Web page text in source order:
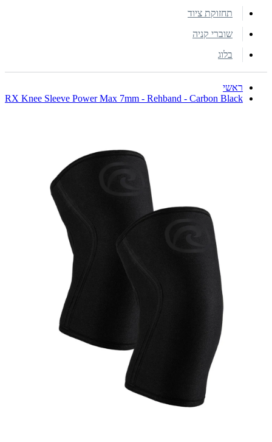
תחזוקת ציוד
שוברי קניה
בלוג
ראשי
RX Knee Sleeve Power Max 7mm - Rehband - Carbon Black